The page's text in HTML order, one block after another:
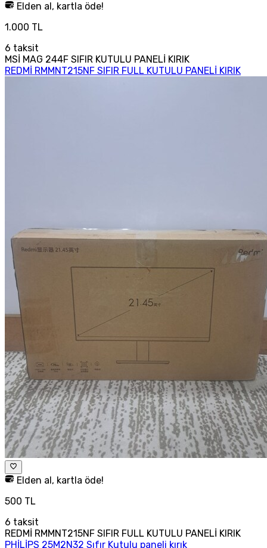
Elden al, kartla öde!
1.000 TL
6 taksit
MSİ MAG 244F SIFIR KUTULU PANELİ KIRIK
REDMİ RMMNT215NF SIFIR FULL KUTULU PANELİ KIRIK
Elden al, kartla öde!
500 TL
6 taksit
REDMİ RMMNT215NF SIFIR FULL KUTULU PANELİ KIRIK
PHİLİPS 25M2N32 Sıfır Kutulu paneli kırık